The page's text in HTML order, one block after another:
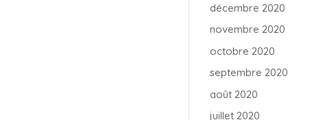
décembre 2020
novembre 2020
octobre 2020
septembre 2020
août 2020
juillet 2020